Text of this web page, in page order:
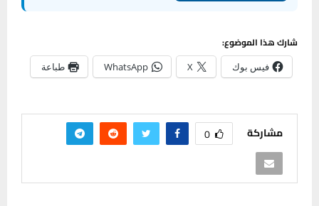
شارك هذا الموضوع:
فيس بوك X
WhatsApp طباعة
مشاركة 0